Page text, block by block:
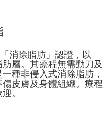
消除脂肪」認證，以
層。其療程無需動刀及
種非侵入式消除脂肪，
皮膚及身體組織。療程
。